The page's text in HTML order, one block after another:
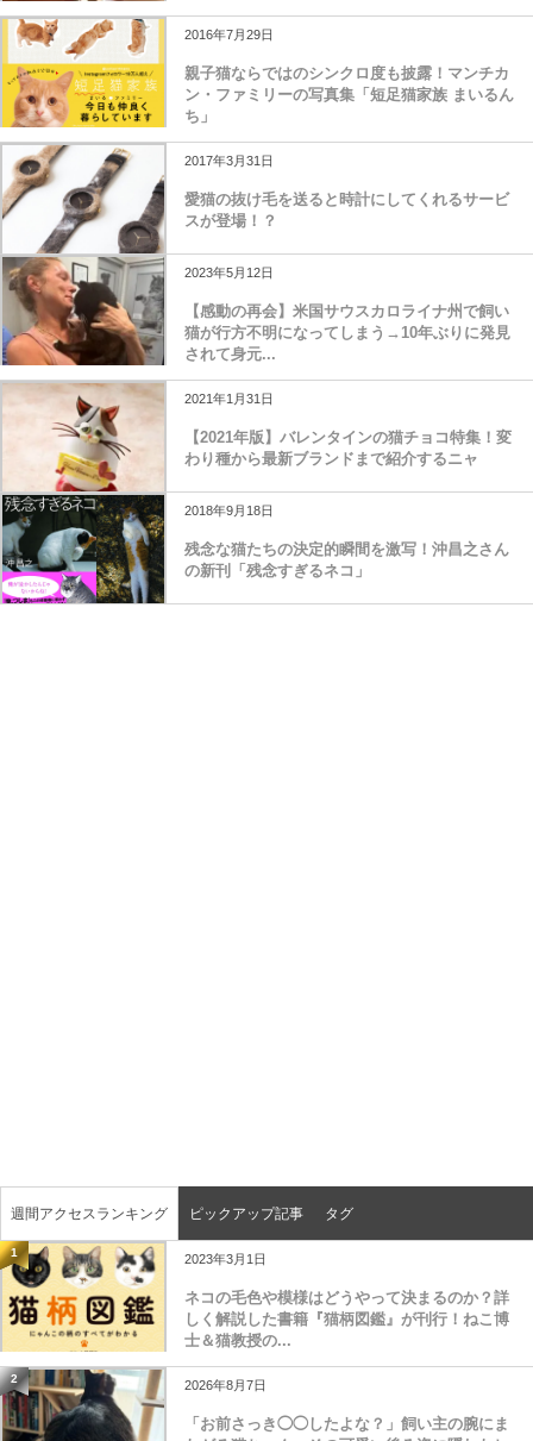
2016年7月29日
親子猫ならではのシンクロ度も披露！マンチカ
ン・ファミリーの写真集「短足猫家族 まいるん
ち」
2017年3月31日
愛猫の抜け毛を送ると時計にしてくれるサービ
スが登場！？
2023年5月12日
【感動の再会】米国サウスカロライナ州で飼い
猫が行方不明になってしまう→10年ぶりに発見
されて身元...
2021年1月31日
【2021年版】バレンタインの猫チョコ特集！変
わり種から最新ブランドまで紹介するニャ
2018年9月18日
残念な猫たちの決定的瞬間を激写！沖昌之さん
の新刊「残念すぎるネコ」
週間アクセスランキング ピックアップ記事 タグ
1 2023年3月1日
ネコの毛色や模様はどうやって決まるのか？詳
しく解説した書籍『猫柄図鑑』が刊行！ねこ博
士＆猫教授の...
2 2026年8月7日
「お前さっき◯◯したよな？」飼い主の腕にま